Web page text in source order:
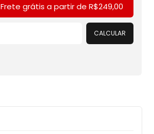
Frete grátis a partir de R$249,00
CALCULAR